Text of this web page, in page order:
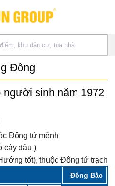
Đông
sinh năm 1972
Đông tứ mệnh
cây dâu )
tốt), thuộc Đông tứ trạch
Đông Bắc